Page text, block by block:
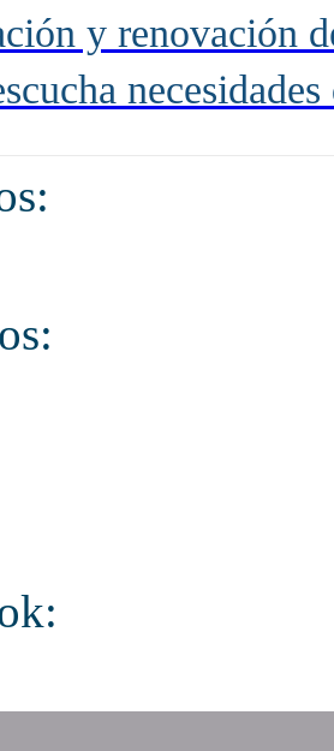
y renovación